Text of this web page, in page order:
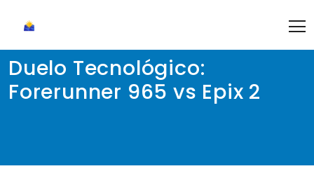
content
Duelo Tecnológico:
Forerunner 965 vs Epix 2